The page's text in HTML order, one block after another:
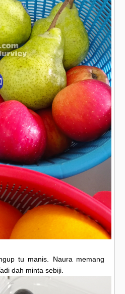
tu manis. Naura memang
dah minta sebiji.